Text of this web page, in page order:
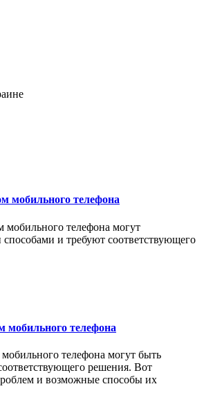
мобильного телефона
мобильного телефона могут
способами и требуют соответствующего
мобильного телефона
телефона могут быть
решения. Вот
и возможные способы их